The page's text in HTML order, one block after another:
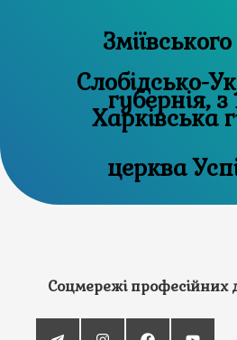
Слобідсько-
губернія, з
Харківська
церква
Соцмережі професійних